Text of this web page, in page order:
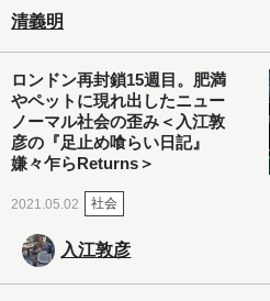
清義明
ロンドン再封鎖15週目。肥満
やペットに現れ出したニュー
ノーマル社会の歪み＜入江敦
彦の『足止め喰らい日記』
嫌々乍らReturns＞
2021.05.02 社会
入江敦彦